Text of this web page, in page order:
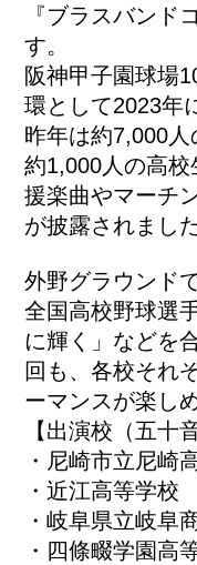
『ブラスバンド
す。
阪神甲子園球場
環として2023年
昨年は約7,000
約1,000人の高
援楽曲やマーチ
が披露されました
外野グラウンド
全国高校野球選
に輝く」などを
回も、各校それ
ーマンスが楽し
【出演校（五十
・尼崎市立尼崎
・近江高等学校
・岐阜県立岐阜
・四條畷学園高